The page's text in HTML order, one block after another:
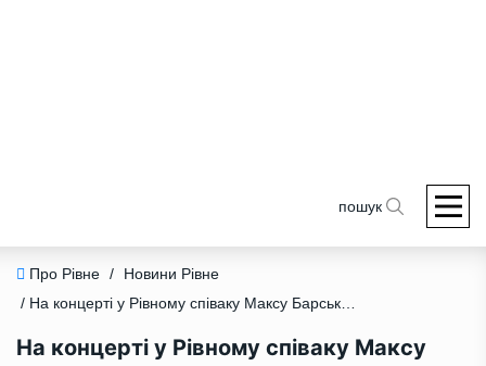
пошук
Про Рівне /
Новини Рівне
/ На концерті у Рівному співаку Максу Барських замість квітів подарували херсонські томати(ВІДЕО)
На концерті у Рівному співаку Максу